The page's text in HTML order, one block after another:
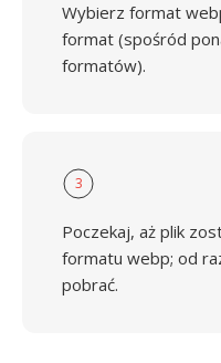
Wybierz format
format (spośród
formatów).
3
Poczekaj, aż plik
formatu webp; od
pobrać.